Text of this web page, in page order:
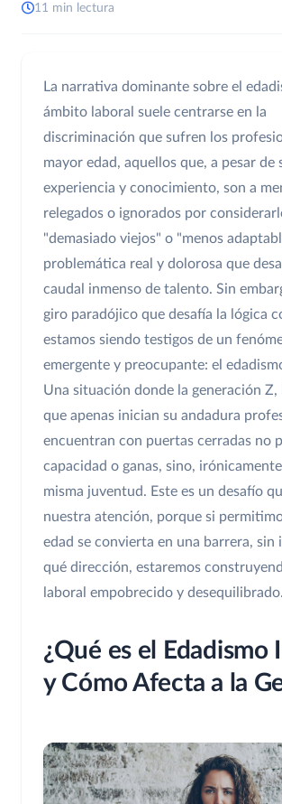
11 min lectura
La narrativa dominante sobre el
ámbito laboral suele centrarse en la
discriminación que sufren los
mayor edad, aquellos que, a pesar de
experiencia y conocimiento, son a
relegados o ignorados por
"demasiado viejos" o "menos
problemática real y dolorosa que
caudal inmenso de talento. Sin
giro paradójico que desafía la lógica
estamos siendo testigos de un
emergente y preocupante: el
Una situación donde la generación Z,
que apenas inician su andadura
encuentran con puertas cerradas no
capacidad o ganas, sino,
misma juventud. Este es un desafío
nuestra atención, porque si
edad se convierta en una barrera, sin
qué dirección, estaremos
laboral empobrecido y desequilibrado.
¿Qué es el Edadismo
y Cómo Afecta a la